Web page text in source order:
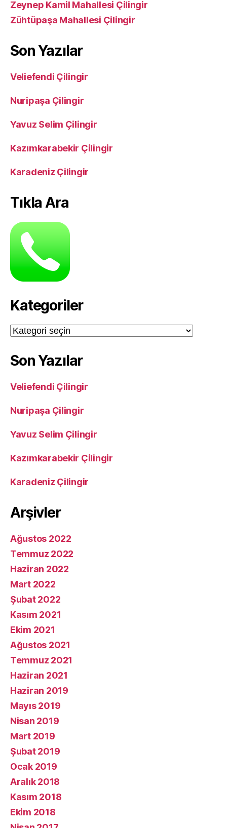
Zeynep Kamil Mahallesi Çilingir
Zühtüpaşa Mahallesi Çilingir
Son Yazılar
Veliefendi Çilingir
Nuripaşa Çilingir
Yavuz Selim Çilingir
Kazımkarabekir Çilingir
Karadeniz Çilingir
Tıkla Ara
Kategoriler
Kategoriler
Son Yazılar
Veliefendi Çilingir
Nuripaşa Çilingir
Yavuz Selim Çilingir
Kazımkarabekir Çilingir
Karadeniz Çilingir
Arşivler
Ağustos 2022
Temmuz 2022
Haziran 2022
Mart 2022
Şubat 2022
Kasım 2021
Ekim 2021
Ağustos 2021
Temmuz 2021
Haziran 2021
Haziran 2019
Mayıs 2019
Nisan 2019
Mart 2019
Şubat 2019
Ocak 2019
Aralık 2018
Kasım 2018
Ekim 2018